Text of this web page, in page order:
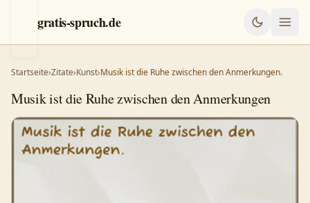
gratis-spruch.de
Startseite›Zitate›Kunst›Musik ist die Ruhe zwischen den Anmerkungen.
Musik ist die Ruhe zwischen den Anmerkungen